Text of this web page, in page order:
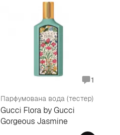
1
Парфумована вода (тестер)
Gucci Flora by Gucci
Gorgeous Jasmine